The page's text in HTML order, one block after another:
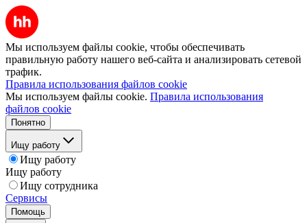
Мы используем файлы cookie, чтобы обеспечивать
правильную работу нашего веб-сайта и анализировать сетевой
трафик.
Правила использования файлов cookie
Мы используем файлы cookie. Правила использования
файлов cookie
Понятно
Ищу работу
Ищу работу
Ищу работу
Ищу сотрудника
Сервисы
Помощь